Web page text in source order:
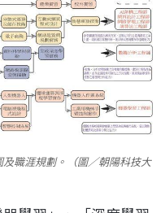
職涯規劃。（圖／朝陽科技大